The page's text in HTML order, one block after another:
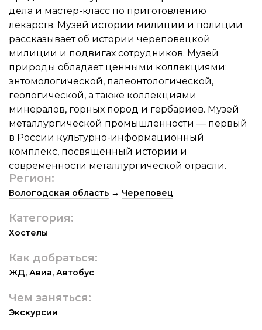
дела и мастер-класс по приготовлению
лекарств. Музей истории милиции и полиции
рассказывает об истории череповецкой
милиции и подвигах сотрудников. Музей
природы обладает ценными коллекциями:
энтомологической, палеонтологической,
геологической, а также коллекциями
минералов, горных пород и гербариев. Музей
металлургической промышленности — первый
в России культурно-информационный
комплекс, посвящённый истории и
современности металлургической отрасли.
Регион:
Вологодская область → Череповец
Категория:
Хостелы
Как добраться:
ЖД, Авиа, Автобус
Чем заняться:
Экскурсии